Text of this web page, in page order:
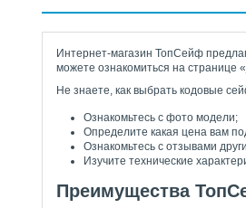
Интернет-магазин ТопСейф
можете ознакомиться на странице «
Не знаете, как выбрать кодовые
Ознакомьтесь с фото модели;
Определите какая цена вам
Ознакомьтесь с отзывами
Изучите технические
Преимущества